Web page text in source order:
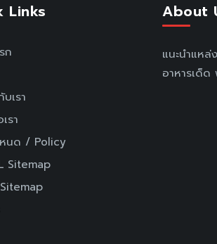
Links
ก
เรา
รา
นด / Policy
Sitemap
About
แนะนำแห
อาหารเด็